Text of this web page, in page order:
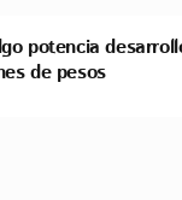
potencia
de pesos